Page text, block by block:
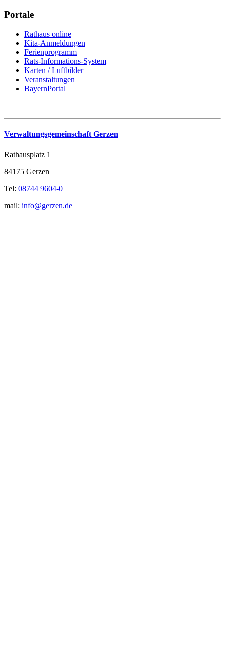
Portale
Rathaus online
Kita-Anmeldungen
Ferienprogramm
Rats-Informations-System
Karten / Luftbilder
Veranstaltungen
BayernPortal
Verwaltungsgemeinschaft Gerzen
Rathausplatz 1
84175 Gerzen
Tel: 08744 9604-0
mail: info@gerzen.de